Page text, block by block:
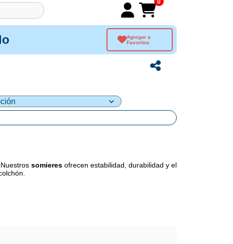
0
Agregar a
Favoritos
somieres ofrecen estabilidad, durabilidad y el